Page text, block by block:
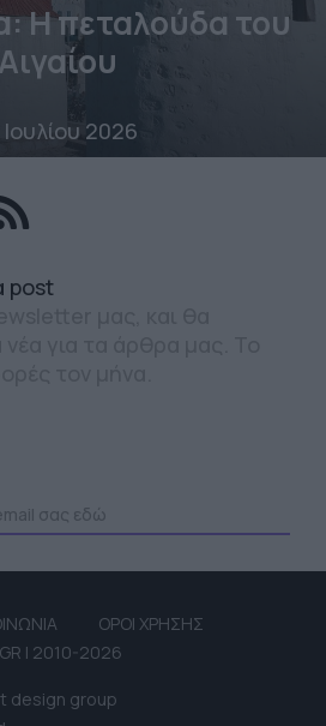
Η πεταλούδα του
Αιγαίου
Ιουλίου 2026
post
ΟΡΟΙ ΧΡΗΣΗΣ
| 2010-2026
design group